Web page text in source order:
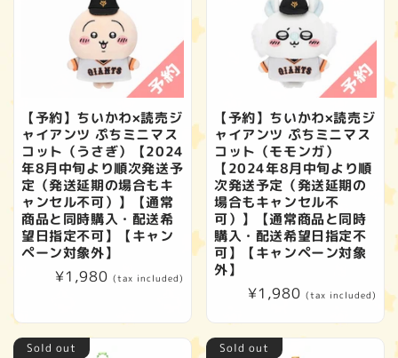
【予約】ちいかわ×読売ジ
ャイアンツ ぷちミニマス
コット（うさぎ）【2024
年8月中旬より順次発送予
定（発送延期の場合もキ
ャンセル不可）】【通常
商品と同時購入・配送希
望日指定不可】【キャン
ペーン対象外】
Regular
¥1,980 (tax included)
【予約】ちいかわ×読売ジ
ャイアンツ ぷちミニマス
コット（モモンガ）
【2024年8月中旬より順
次発送予定（発送延期の
場合もキャンセル不
可）】【通常商品と同時
購入・配送希望日指定不
可】【キャンペーン対象
外】
Regular
¥1,980 (tax included)
Sold out Sold out